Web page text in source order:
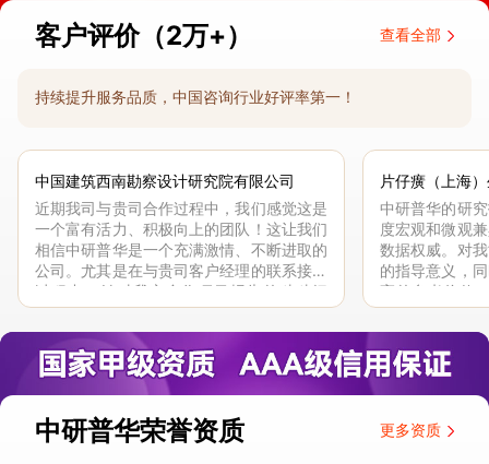
客户评价（2万+） 查看全部
持续提升服务品质，中国咨询行业好评率第一！
中国建筑西南勘察设计研究院有限公司
近期我司与贵司合作过程中，我们感觉这是
一个富有活力、积极向上的团队！这让我们
相信中研普华是一个充满激情、不断进取的
公司。尤其是在与贵司客户经理的联系接洽
过程中，针对我方合作项目报告的种种细
节，及时细致缜密地协助与项目部沟通、探
讨和完善...
片仔癀（上海
中研普华的研
度宏观和微观
数据权威。对
的指导意义，
高的参考价值
体化”服务和行
司继续...
中研普华荣誉资质 更多资质